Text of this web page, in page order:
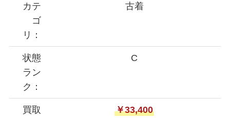
カテ
ゴ
リ：
古着
状態
ラン
ク：
C
買取
￥33,400